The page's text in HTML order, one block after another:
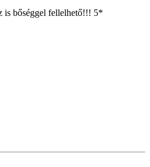
is bőséggel fellelhető!!! 5*